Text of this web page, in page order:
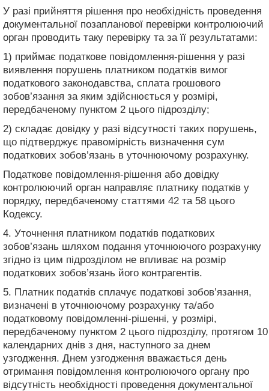
У разі прийняття рішення про необхідність проведення
документальної позапланової перевірки контролюючий
орган проводить таку перевірку та за її результатами:
1) приймає податкове повідомлення-рішення у разі
виявлення порушень платником податків вимог
податкового законодавства, сплата грошового
зобов’язання за яким здійснюється у розмірі,
передбаченому пунктом 2 цього підрозділу;
2) складає довідку у разі відсутності таких порушень,
що підтверджує правомірність визначення сум
податкових зобов’язань в уточнюючому розрахунку.
Податкове повідомлення-рішення або довідку
контролюючий орган направляє платнику податків у
порядку, передбаченому статтями 42 та 58 цього
Кодексу.
4. Уточнення платником податків податкових
зобов’язань шляхом подання уточнюючого розрахунку
згідно із цим підрозділом не впливає на розмір
податкових зобов’язань його контрагентів.
5. Платник податків сплачує податкові зобов’язання,
визначені в уточнюючому розрахунку та/або
податковому повідомленні-рішенні, у розмірі,
передбаченому пунктом 2 цього підрозділу, протягом 10
календарних днів з дня, наступного за днем
узгодження. Днем узгодження вважається день
отримання повідомлення контролюючого органу про
відсутність необхідності проведення документальної